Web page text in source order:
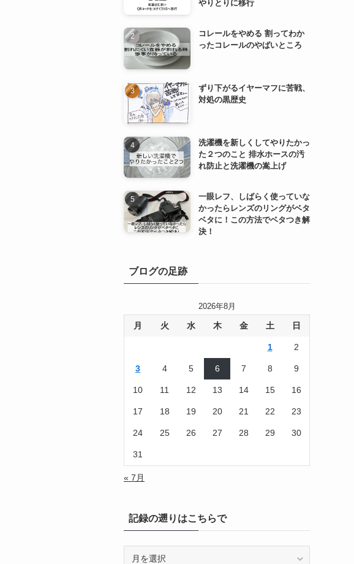
やりとりに移行
コレールをやめる 割ってわか
ったコレールのやばいところ
ずり下がるイヤーマフに苦戦、
対処の黒歴史
洗濯機を新しくしてやりたかっ
た２つのこと 排水ホースの汚
れ防止と洗濯機の嵩上げ
一眼レフ、しばらく使っていな
かったらレンズのリングがベタ
ベタに！この方法でベタつき解
決！
ブログの足跡
2026年8月
月 火 水 木 金 土 日
1 2
3 4 5 6 7 8 9
10 11 12 13 14 15 16
17 18 19 20 21 22 23
24 25 26 27 28 29 30
31
« 7月
記録の遡りはこちらで